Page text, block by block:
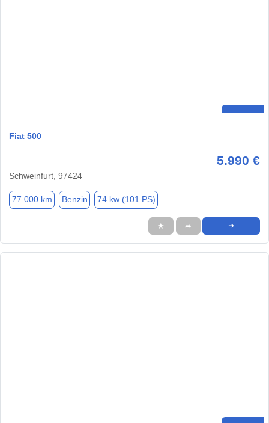
Fiat 500
5.990 €
Schweinfurt, 97424
77.000 km Benzin 74 kw (101 PS)
★ ➦ ➜